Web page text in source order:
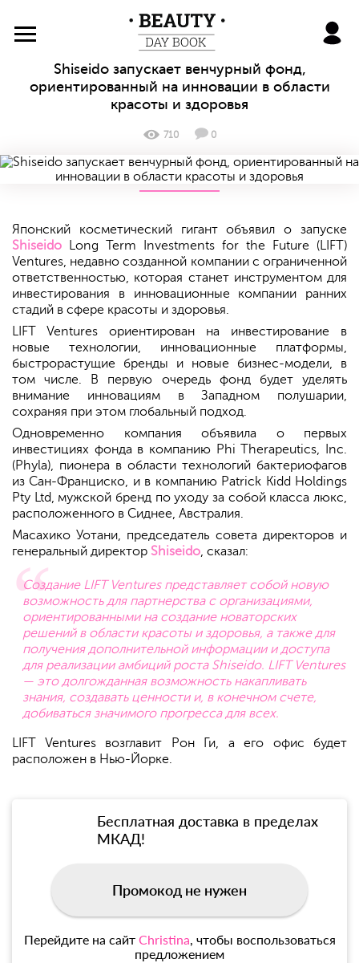
BeautyDayBook
Shiseido запускает венчурный фонд,
ориентированный на инновации в области
красоты и здоровья
710 0
Японский косметический гигант объявил о запуске
Shiseido Long Term Investments for the Future (LIFT)
Ventures, недавно созданной компании с ограниченной
ответственностью, которая станет инструментом для
инвестирования в инновационные компании ранних
стадий в сфере красоты и здоровья.
LIFT Ventures ориентирован на инвестирование в
новые технологии, инновационные платформы,
быстрорастущие бренды и новые бизнес-модели, в
том числе. В первую очередь фонд будет уделять
внимание инновациям в Западном полушарии,
сохраняя при этом глобальный подход.
Одновременно компания объявила о первых
инвестициях фонда в компанию Phi Therapeutics, Inc.
(Phyla), пионера в области технологий бактериофагов
из Сан-Франциско, и в компанию Patrick Kidd Holdings
Pty Ltd, мужской бренд по уходу за собой класса люкс,
расположенного в Сиднее, Австралия.
Масахико Уотани, председатель совета директоров и
генеральный директор Shiseido, сказал:
Создание LIFT Ventures представляет собой новую
возможность для партнерства с организациями,
ориентированными на создание новаторских
решений в области красоты и здоровья, а также для
получения дополнительной информации и доступа
для реализации амбиций роста Shiseido. LIFT Ventures
— это долгожданная возможность накапливать
знания, создавать ценности и, в конечном счете,
добиваться значимого прогресса для всех.
LIFT Ventures возглавит Рон Ги, а его офис будет
расположен в Нью-Йорке.
Бесплатная доставка в пределах
МКАД!
Промокод не нужен
Перейдите на сайт Christina, чтобы воспользоваться
предложением